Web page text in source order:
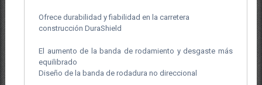
Ofrece durabilidad y fiabilidad en la carretera
construcción DuraShield
El aumento de la banda de rodamiento y desgaste más
equilibrado
Diseño de la banda de rodadura no direccional